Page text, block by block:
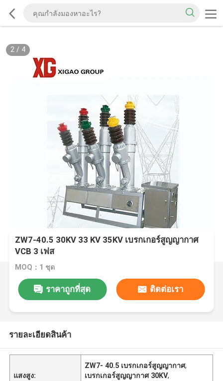
2/ 4
ZW7-40.5 30KV 33 KV 35KV เบรกเกอร์สูญญากาศ
VCB 3 เฟส
MOQ：1 ชุด
ราคาถูกที่สุด ติดต่อเรา
รายละเอียดสินค้า
แสงสูง:
ZW7- 40.5 เบรกเกอร์สูญญากาศ,
เบรกเกอร์สูญญากาศ 30KV,